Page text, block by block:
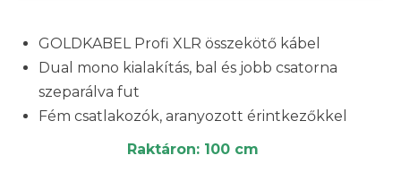
GOLDKABEL Profi XLR összekötő kábel
Dual mono kialakítás, bal és jobb csatorna
szeparálva fut
Fém csatlakozók, aranyozott érintkezőkkel
Raktáron: 100 cm